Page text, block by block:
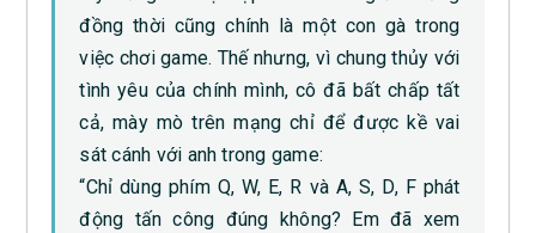
đồng thời cũng chính là một con gà trong
việc chơi game. Thế nhưng, vì chung thủy với
tình yêu của chính mình, cô đã bất chấp tất
cả, mày mò trên mạng chỉ để được kề vai
sát cánh với anh trong game:
“Chỉ dùng phím Q, W, E, R và A, S, D, F phát
động tấn công đúng không? Em đã xem